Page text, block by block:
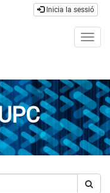
Inicia la sessió